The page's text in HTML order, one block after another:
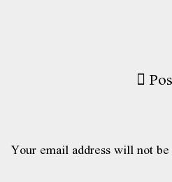
Your email address will not